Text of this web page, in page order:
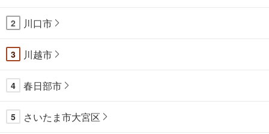
2 川口市
3 川越市
4 春日部市
5 さいたま市大宮区